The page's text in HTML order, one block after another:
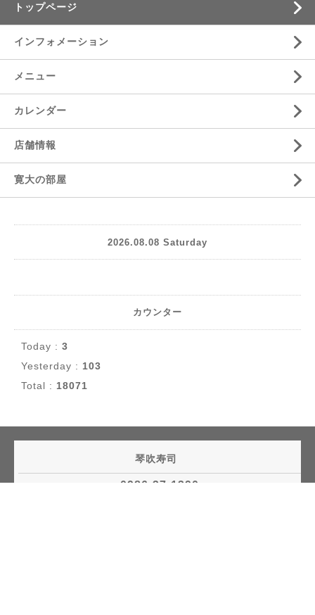
トップページ
インフォメーション
メニュー
カレンダー
店舗情報
寛大の部屋
2026.08.08 Saturday
カウンター
Today : 3
Yesterday : 103
Total : 18071
琴吹寿司
0986-37-1390